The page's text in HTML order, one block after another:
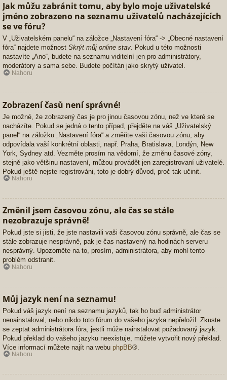
Jak můžu zabránit tomu, aby bylo moje uživatelské
jméno zobrazeno na seznamu uživatelů nacházejících
se ve fóru?
V „Uživatelském panelu“ na záložce „Nastavení fóra“ -> „Obecné nastavení
fóra“ najdete možnost Skrýt můj online stav. Pokud u této možnosti
nastavíte „Ano“, budete na seznamu viditelní jen pro administrátory,
moderátory a sama sebe. Budete počítán jako skrytý uživatel.
Nahoru
Zobrazení časů není správné!
Je možné, že zobrazený čas je pro jinou časovou zónu, než ve které se
nacházíte. Pokud se jedná o tento případ, přejděte na váš „Uživatelský
panel“ na záložku „Nastavení fóra“ a změňte vaši časovou zónu, aby
odpovídala vaší konkrétní oblasti, např. Praha, Bratislava, Londýn, New
York, Sydney atd. Vezměte prosím na vědomí, že změnu časové zóny,
stejně jako většinu nastavení, můžou provádět jen zaregistrovaní uživatelé.
Pokud ještě nejste registrováni, toto je dobrý důvod, proč tak učinit.
Nahoru
Změnil jsem časovou zónu, ale čas se stále
nezobrazuje správně!
Pokud jste si jisti, že jste nastavili vaši časovou zónu správně, ale čas se
stále zobrazuje nesprávně, pak je čas nastavený na hodinách serveru
nesprávný. Upozorněte na to, prosím, administrátora, aby mohl tento
problém odstranit.
Nahoru
Můj jazyk není na seznamu!
Pokud váš jazyk není na seznamu jazyků, tak ho buď administrátor
nenainstaloval, nebo nikdo toto fórum do vašeho jazyka nepřeložil. Zkuste
se zeptat administrátora fóra, jestli může nainstalovat požadovaný jazyk.
Pokud překlad do vašeho jazyku neexistuje, můžete vytvořit nový překlad.
Více informací můžete najít na webu phpBB®.
Nahoru